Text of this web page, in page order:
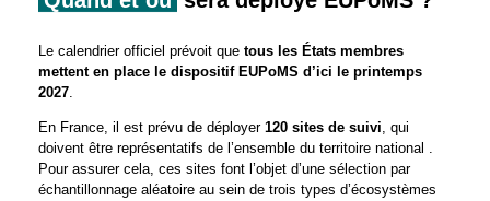
Le calendrier officiel prévoit que tous les États membres
mettent en place le dispositif EUPoMS d’ici le printemps
2027.
En France, il est prévu de déployer 120 sites de suivi, qui
doivent être représentatifs de l’ensemble du territoire national .
Pour assurer cela, ces sites font l’objet d’une sélection par
échantillonnage aléatoire au sein de trois types d’écosystèmes